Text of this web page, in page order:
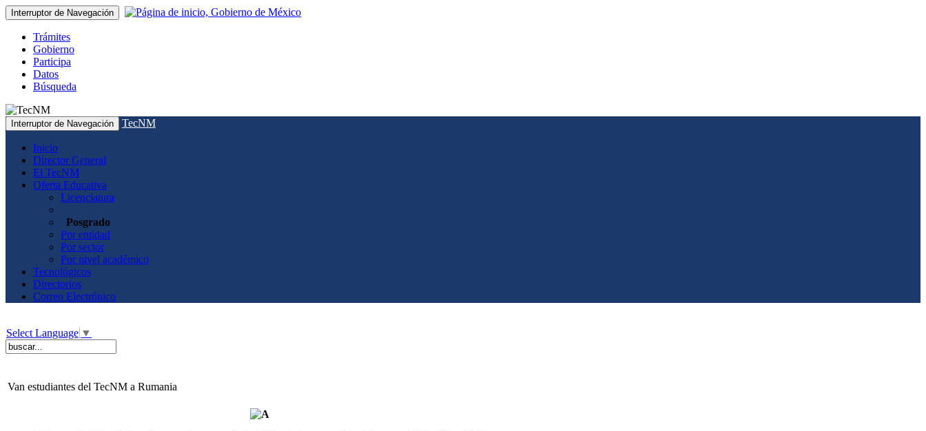
Interruptor de Navegación
Trámites
Gobierno
Participa
Datos
Búsqueda
Interruptor de Navegación TecNM
Inicio
Director General
El TecNM
Oferta Educativa
Licenciatura
Posgrado
Por entidad
Por sector
Por nivel académico
Tecnológicos
Directorios
Correo Electrónico
Select Language ▼
Van estudiantes del TecNM a Rumania